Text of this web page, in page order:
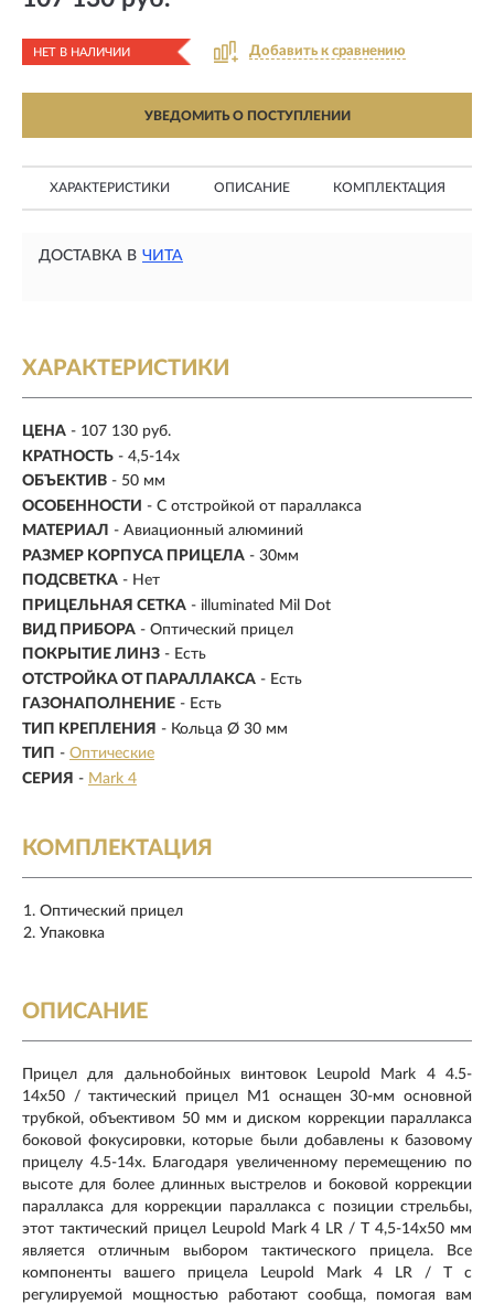
НЕТ В НАЛИЧИИ Добавить к сравнению
УВЕДОМИТЬ О ПОСТУПЛЕНИИ
ХАРАКТЕРИСТИКИ ОПИСАНИЕ КОМПЛЕКТАЦИЯ
ДОСТАВКА В ЧИТА
ХАРАКТЕРИСТИКИ
ЦЕНА - 107 130 руб.
КРАТНОСТЬ - 4,5-14х
ОБЪЕКТИВ - 50 мм
ОСОБЕННОСТИ - С отстройкой от параллакса
МАТЕРИАЛ - Авиационный алюминий
РАЗМЕР КОРПУСА ПРИЦЕЛА - 30мм
ПОДСВЕТКА - Нет
ПРИЦЕЛЬНАЯ СЕТКА - illuminated Mil Dot
ВИД ПРИБОРА - Оптический прицел
ПОКРЫТИЕ ЛИНЗ - Есть
ОТСТРОЙКА ОТ ПАРАЛЛАКСА - Есть
ГАЗОНАПОЛНЕНИЕ - Есть
ТИП КРЕПЛЕНИЯ - Кольца Ø 30 мм
ТИП - Оптические
СЕРИЯ - Mark 4
КОМПЛЕКТАЦИЯ
Оптический прицел
Упаковка
ОПИСАНИЕ
Прицел для дальнобойных винтовок Leupold Mark 4 4.5-
14x50 / тактический прицел M1 оснащен 30-мм основной
трубкой, объективом 50 мм и диском коррекции параллакса
боковой фокусировки, которые были добавлены к базовому
прицелу 4.5-14x. Благодаря увеличенному перемещению по
высоте для более длинных выстрелов и боковой коррекции
параллакса для коррекции параллакса с позиции стрельбы,
этот тактический прицел Leupold Mark 4 LR / T 4,5-14x50 мм
является отличным выбором тактического прицела. Все
компоненты вашего прицела Leupold Mark 4 LR / T с
регулируемой мощностью работают сообща, помогая вам